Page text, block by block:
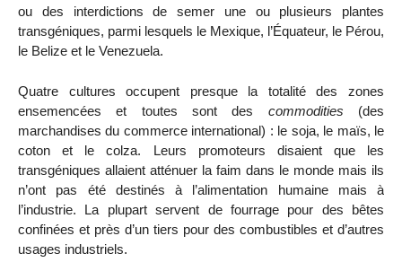
ou des interdictions de semer une ou plusieurs plantes
transgéniques, parmi lesquels le Mexique, l’Équateur, le Pérou,
le Belize et le Venezuela.
Quatre cultures occupent presque la totalité des zones
ensemencées et toutes sont des commodities (des
marchandises du commerce international) : le soja, le maïs, le
coton et le colza. Leurs promoteurs disaient que les
transgéniques allaient atténuer la faim dans le monde mais ils
n’ont pas été destinés à l’alimentation humaine mais à
l’industrie. La plupart servent de fourrage pour des bêtes
confinées et près d’un tiers pour des combustibles et d’autres
usages industriels.